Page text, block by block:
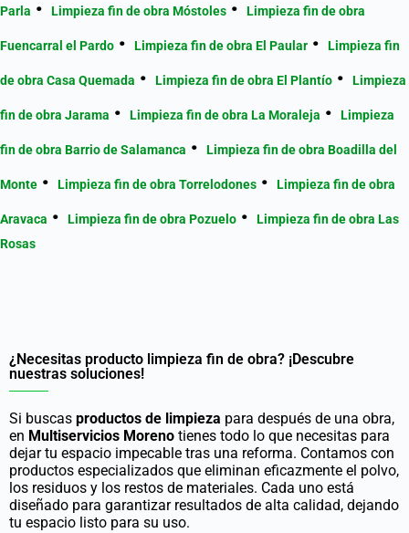
Parla Limpieza fin de obra Móstoles Limpieza fin de obra
Fuencarral el Pardo Limpieza fin de obra El Paular Limpieza fin
de obra Casa Quemada Limpieza fin de obra El Plantío Limpieza
fin de obra Jarama Limpieza fin de obra La Moraleja Limpieza
fin de obra Barrio de Salamanca Limpieza fin de obra Boadilla del
Monte Limpieza fin de obra Torrelodones Limpieza fin de obra
Aravaca Limpieza fin de obra Pozuelo
Limpieza fin de obra Las
Rosas
¿Necesitas producto limpieza fin de obra? ¡Descubre
nuestras soluciones!
Si buscas productos de limpieza para después de una obra,
en Multiservicios Moreno tienes todo lo que necesitas para
dejar tu espacio impecable tras una reforma. Contamos con
productos especializados que eliminan eficazmente el polvo,
los residuos y los restos de materiales. Cada uno está
diseñado para garantizar resultados de alta calidad, dejando
tu espacio listo para su uso.